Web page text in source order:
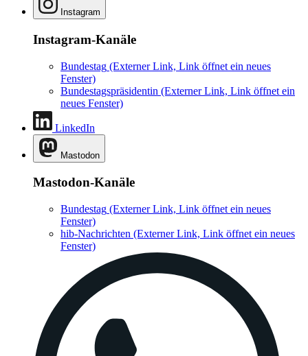
Instagram
Instagram-Kanäle
Bundestag (Externer Link, Link öffnet ein neues
Fenster)
Bundestagspräsidentin (Externer Link, Link öffnet ein
neues Fenster)
LinkedIn
Mastodon
Mastodon-Kanäle
Bundestag (Externer Link, Link öffnet ein neues
Fenster)
hib-Nachrichten (Externer Link, Link öffnet ein neues
Fenster)